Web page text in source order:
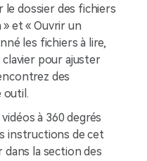
le dossier des fichiers
et « Ouvrir un
les fichiers à lire,
pour ajuster
des
outil.
à 360 degrés
instructions de cet
dans la section des